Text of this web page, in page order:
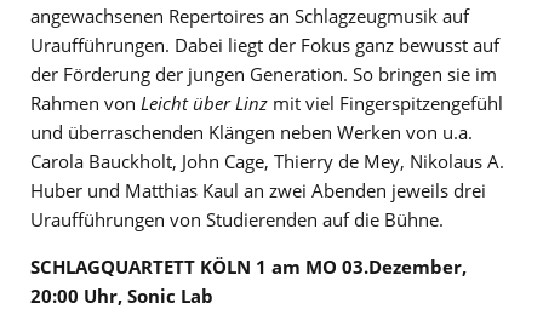
angewachsenen Repertoires an Schlagzeugmusik auf
Uraufführungen. Dabei liegt der Fokus ganz bewusst auf
der Förderung der jungen Generation. So bringen sie im
Rahmen von Leicht über Linz mit viel Fingerspitzengefühl
und überraschenden Klängen neben Werken von u.a.
Carola Bauckholt, John Cage, Thierry de Mey, Nikolaus A.
Huber und Matthias Kaul an zwei Abenden jeweils drei
Uraufführungen von Studierenden auf die Bühne.
SCHLAGQUARTETT KÖLN 1 am MO 03.Dezember,
20:00 Uhr, Sonic Lab